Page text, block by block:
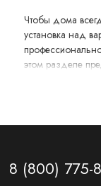
Чтобы дома
установка над
этом разделе
Haier,
имеют отличные
эффективную
8 (800) 775-